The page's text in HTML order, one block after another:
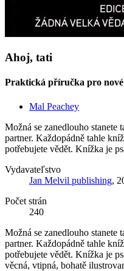
Ahoj, tati
Praktická příručka pro
Mal Peachey
Možná se zanedlouho stanete
partner. Každopádně tahle
potřebujete vědět. Knížka je
Vydavateľstvo
Jan Melvil publishing,
Počet strán
240
Možná se zanedlouho stanete
partner. Každopádně tahle
potřebujete vědět. Knížka je
věcná, vtipná, bohatě